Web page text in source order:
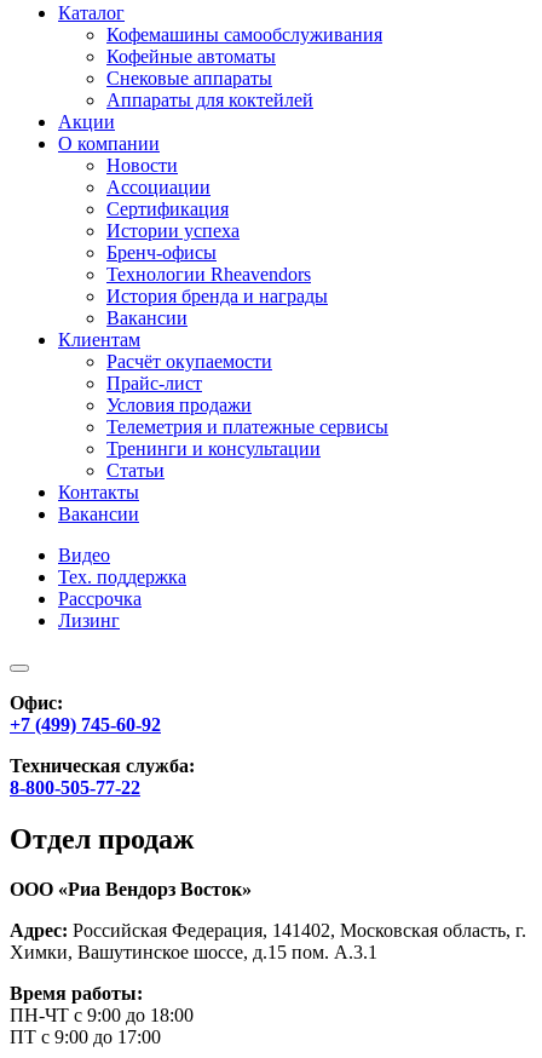
Каталог
Кофемашины самообслуживания
Кофейные автоматы
Снековые аппараты
Аппараты для коктейлей
Акции
О компании
Новости
Ассоциации
Сертификация
Истории успеха
Бренч-офисы
Технологии Rheavendors
История бренда и награды
Вакансии
Клиентам
Расчёт окупаемости
Прайс-лист
Условия продажи
Телеметрия и платежные сервисы
Тренинги и консультации
Статьи
Контакты
Вакансии
Видео
Тех. поддержка
Рассрочка
Лизинг
Офис:
+7 (499) 745-60-92
Техническая служба:
8-800-505-77-22
Отдел продаж
ООО «Риа Вендорз Восток»
Адрес: Российская Федерация, 141402, Московская область, г.
Химки, Вашутинское шоссе, д.15 пом. А.3.1
Время работы:
ПН-ЧТ с 9:00 до 18:00
ПТ с 9:00 до 17:00